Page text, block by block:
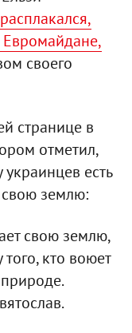
своего
странице в
отметил,
есть
землю:
свою землю,
кто воюет